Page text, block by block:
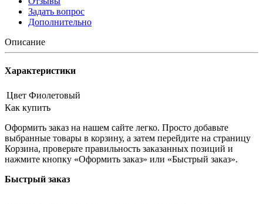
Задать вопрос
Дополнительно
Описание
Характеристики
Цвет Фиолетовый
Как купить
Оформить заказ на нашем сайте легко. Просто добавьте
выбранные товары в корзину, а затем перейдите на страницу
Корзина, проверьте правильность заказанных позиций и
нажмите кнопку «Оформить заказ» или «Быстрый заказ».
Быстрый заказ